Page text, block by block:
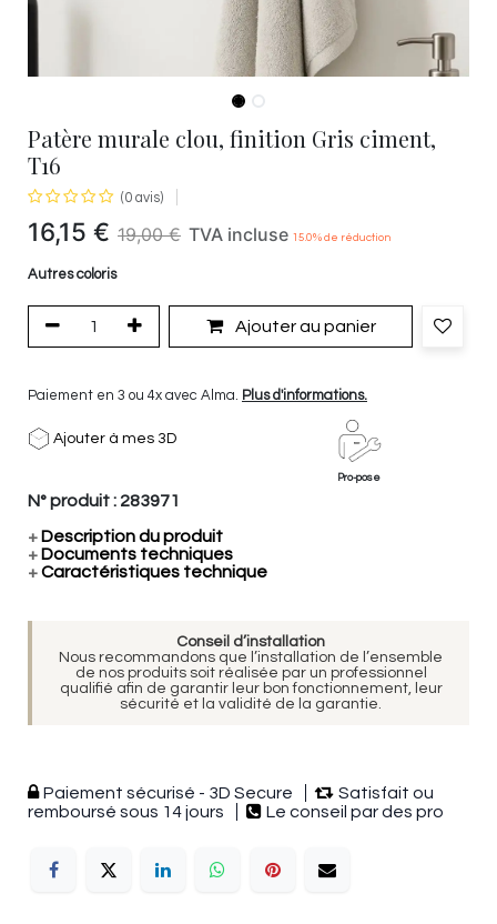
Patère murale clou, finition Gris ciment,
T16
(0 avis)
16,15 € 19,00€ TVA incluse 15.0% de réduction
Autres coloris
Ajouter au panier
Paiement en 3 ou 4x avec Alma. Plus d'informations.
Ajouter à mes 3D
Pro-pose
N° produit : 283971
+ Description du produit
+ Documents techniques
+Caractéristiques technique
Conseil d’installation
Nous recommandons que l’installation de l’ensemble
de nos produits soit réalisée par un professionnel
qualifié afin de garantir leur bon fonctionnement, leur
sécurité et la validité de la garantie.
Paiement sécurisé - 3D Secure
Satisfait ou
remboursé sous 14 jours
Le conseil par des pro